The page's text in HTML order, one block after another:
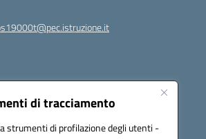
di tracciamento
strumenti di profilazione degli utenti -